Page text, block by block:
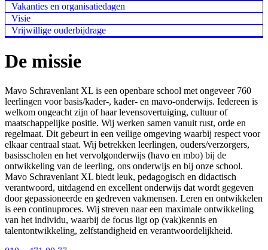
Vakanties en organisatiedagen
Visie
Vrijwillige ouderbijdrage
De missie
Mavo Schravenlant XL is een openbare school met ongeveer 760
leerlingen voor basis/kader-, kader- en mavo-onderwijs. Iedereen is
welkom ongeacht zijn of haar levensovertuiging, cultuur of
maatschappelijke positie. Wij werken samen vanuit rust, orde en
regelmaat. Dit gebeurt in een veilige omgeving waarbij respect voor
elkaar centraal staat. Wij betrekken leerlingen, ouders/verzorgers,
basisscholen en het vervolgonderwijs (havo en mbo) bij de
ontwikkeling van de leerling, ons onderwijs en bij onze school.
Mavo Schravenlant XL biedt leuk, pedagogisch en didactisch
verantwoord, uitdagend en excellent onderwijs dat wordt gegeven
door gepassioneerde en gedreven vakmensen. Leren en ontwikkelen
is een continuproces. Wij streven naar een maximale ontwikkeling
van het individu, waarbij de focus ligt op (vak)kennis en
talentontwikkeling, zelfstandigheid en verantwoordelijkheid.